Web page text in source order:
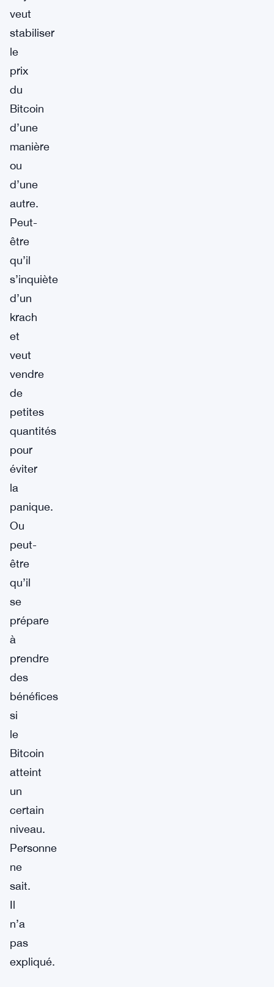
veut
stabiliser
le
prix
du
Bitcoin
d’une
manière
ou
d’une
autre.
Peut-
être
qu’il
s’inquiète
d’un
krach
et
veut
vendre
de
petites
quantités
pour
éviter
la
panique.
Ou
peut-
être
qu’il
se
prépare
à
prendre
des
bénéfices
si
le
Bitcoin
atteint
un
certain
niveau.
Personne
ne
sait.
Il
n’a
pas
expliqué.